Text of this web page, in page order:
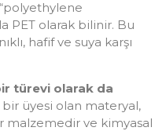
PET olarak bilinir. Bu
hafif ve suya karşı
türevi olarak da
bir üyesi olan materyal,
ve kimyasal